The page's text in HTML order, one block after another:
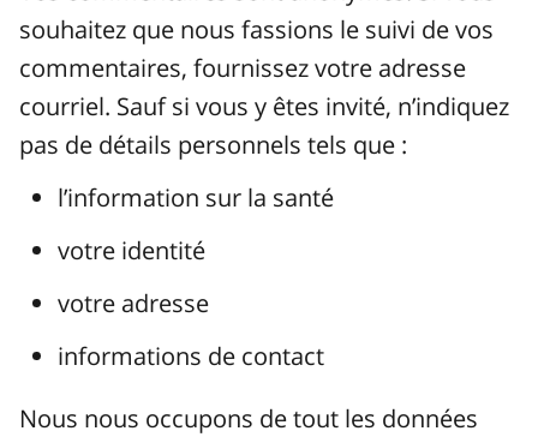
souhaitez que nous fassions le suivi de vos
commentaires, fournissez votre adresse
courriel. Sauf si vous y êtes invité, n’indiquez
pas de détails personnels tels que :
l’information sur la santé
votre identité
votre adresse
informations de contact
Nous nous occupons de tout les données